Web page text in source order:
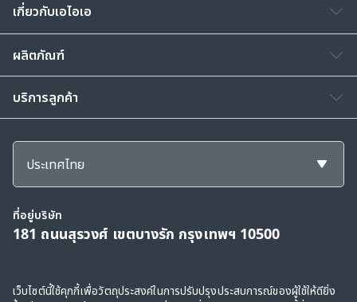
เกี่ยวกับเอไอเอ
ผลิตภัณฑ์
บริการลูกค้า
ประเทศไทย
ที่อยู่บริษัท
181 ถนนสุรวงศ์ เขตบางรัก กรุงเทพฯ 10500
สงวนลิขสิทธิ์ © 2568, กลุ่มบริษัทเอไอเอ และบริษัทในเครือ ขอสงวนสิทธิ์ทั้งหมดตาม
เว็บไซต์นี้ใช้คุกกี้เพื่อวัตถุประสงค์ในการปรับปรุงประสบการณ์ของผู้ใช้ให้ดียิ่ง